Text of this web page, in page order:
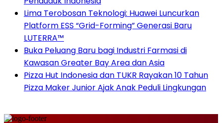
Lima Terobosan Teknologi: Huawei Luncurkan
Platform ESS “Grid-Forming” Generasi Baru
LUTERRA™
Buka Peluang Baru bagi Industri Farmasi di
Kawasan Greater Bay Area dan Asia
Pizza Hut Indonesia dan TUKR Rayakan 10 Tahun
Pizza Maker Junior Ajak Anak Peduli Lingkungan